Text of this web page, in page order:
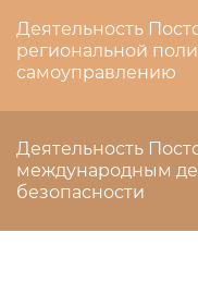
Деятельность
региональной
самоуправлению
Деятельность
международным
безопасности